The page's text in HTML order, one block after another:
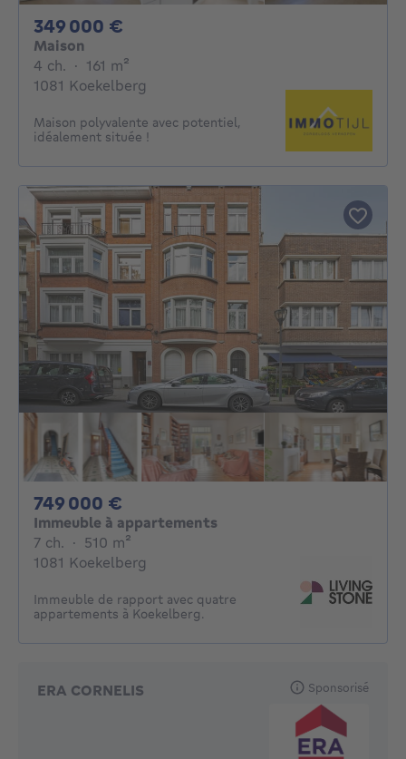
349 000 €
Maison
4 ch. 4 chambres
· 161 m²
1081 Koekelberg
Maison polyvalente avec potentiel,
idéalement située !
749 000 €
Immeuble à appartements
7 ch. 7 chambres
· 510 m²
1081 Koekelberg
Immeuble de rapport avec quatre
appartements à Koekelberg.
ERA CORNELIS Sponsorisé